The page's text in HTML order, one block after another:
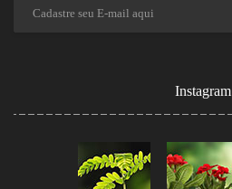
Instagram